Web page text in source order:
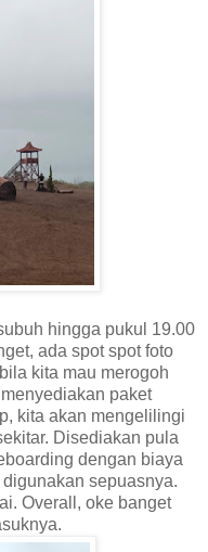
hingga pukul 19.00
ada spot spot foto
kita mau merogoh
paket
kita akan mengelilingi
Disediakan pula
dengan biaya
sepuasnya.
Overall, oke banget